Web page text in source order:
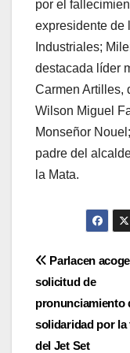
por el
expresidente de
Industriales;
destacada líder
Carmen Artilles,
Wilson Miguel
Monseñor
padre del
la Mata.
de
Parlacen acoge
solicitud de
pronunciamiento
solidaridad por la
del Jet Set